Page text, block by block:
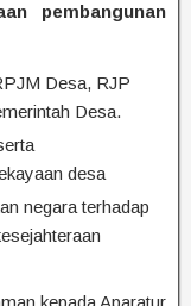
pembangunan
Desa, RJP
Desa.
desa
negara terhadap
kepada Aparatur